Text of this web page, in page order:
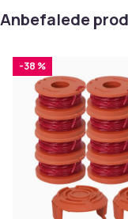
Anbefalede
-38 %